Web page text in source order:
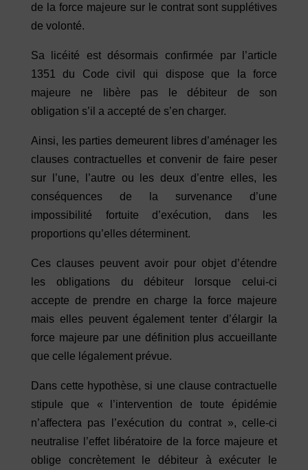
de la force majeure sur le contrat sont supplétives
de volonté.
Sa licéité est désormais confirmée par l’article
1351 du Code civil qui dispose que la force
majeure ne libère pas le débiteur de son
obligation s’il a accepté de s’en charger.
Ainsi, les parties demeurent libres d’aménager les
clauses contractuelles et convenir de faire peser
sur l’une, l’autre ou les deux d’entre elles, les
conséquences de la survenance d’une
impossibilité fortuite d’exécution, dans les
proportions qu’elles déterminent.
Ces clauses peuvent avoir pour objet d’étendre
les obligations du débiteur lorsque celui-ci
accepte de prendre en charge la force majeure
mais elles peuvent également tenter d’élargir la
force majeure par une définition plus accueillante
que celle légalement prévue.
Dans cette hypothèse, si une clause contractuelle
stipule que « l’intervention de toute épidémie
n’affectera pas l’exécution du contrat », celle-ci
neutralise l’effet libératoire de la force majeure et
oblige concrètement le débiteur à exécuter le